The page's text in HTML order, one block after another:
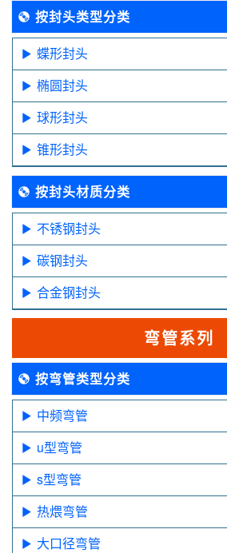
按封头类型分类
蝶形封头
椭圆封头
球形封头
锥形封头
按封头材质分类
不锈钢封头
碳钢封头
合金钢封头
弯管系列
按弯管类型分类
中频弯管
u型弯管
s型弯管
热煨弯管
大口径弯管